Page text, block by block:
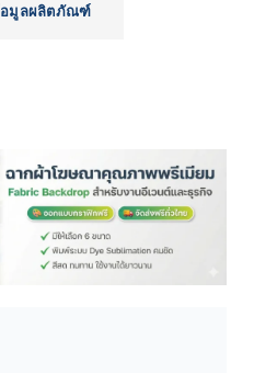
มูลผลิตภัณฑ์